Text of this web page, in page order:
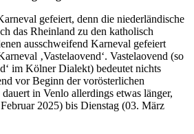
gefeiert, denn die niederländische
das Rheinland zu den katholisch
ausschweifend Karneval gefeiert
‚Vastelaovend‘. Vastelaovend (so
im Kölner Dialekt) bedeutet nichts
vor Beginn der vorösterlichen
in Venlo allerdings etwas länger,
2025) bis Dienstag (03. März